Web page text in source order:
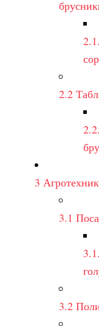
2.2
3
3.1
3.2